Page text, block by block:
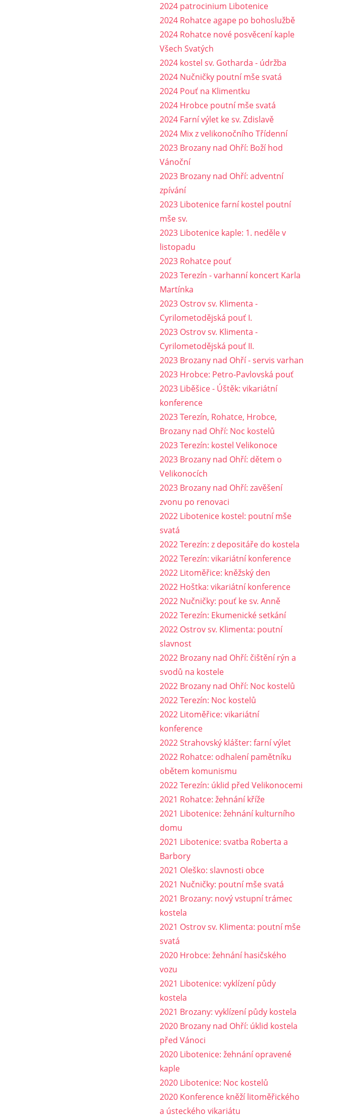
2024 patrocinium Libotenice
2024 Rohatce agape po bohoslužbě
2024 Rohatce nové posvěcení kaple
Všech Svatých
2024 kostel sv. Gotharda - údržba
2024 Nučničky poutní mše svatá
2024 Pouť na Klimentku
2024 Hrobce poutní mše svatá
2024 Farní výlet ke sv. Zdislavě
2024 Mix z velikonočního Třídenní
2023 Brozany nad Ohří: Boží hod
Vánoční
2023 Brozany nad Ohří: adventní
zpívání
2023 Libotenice farní kostel poutní
mše sv.
2023 Libotenice kaple: 1. neděle v
listopadu
2023 Rohatce pouť
2023 Terezín - varhanní koncert Karla
Martínka
2023 Ostrov sv. Klimenta -
Cyrilometodějská pouť I.
2023 Ostrov sv. Klimenta -
Cyrilometodějská pouť II.
2023 Brozany nad Ohří - servis varhan
2023 Hrobce: Petro-Pavlovská pouť
2023 Liběšice - Úštěk: vikariátní
konference
2023 Terezín, Rohatce, Hrobce,
Brozany nad Ohří: Noc kostelů
2023 Terezín: kostel Velikonoce
2023 Brozany nad Ohří: dětem o
Velikonocích
2023 Brozany nad Ohří: zavěšení
zvonu po renovaci
2022 Libotenice kostel: poutní mše
svatá
2022 Terezín: z depositáře do kostela
2022 Terezín: vikariátní konference
2022 Litoměřice: kněžský den
2022 Hoštka: vikariátní konference
2022 Nučničky: pouť ke sv. Anně
2022 Terezín: Ekumenické setkání
2022 Ostrov sv. Klimenta: poutní
slavnost
2022 Brozany nad Ohří: čištění rýn a
svodů na kostele
2022 Brozany nad Ohří: Noc kostelů
2022 Terezín: Noc kostelů
2022 Litoměřice: vikariátní
konference
2022 Strahovský klášter: farní výlet
2022 Rohatce: odhalení pamětníku
obětem komunismu
2022 Terezín: úklid před Velikonocemi
2021 Rohatce: žehnání kříže
2021 Libotenice: žehnání kulturního
domu
2021 Libotenice: svatba Roberta a
Barbory
2021 Oleško: slavnosti obce
2021 Nučničky: poutní mše svatá
2021 Brozany: nový vstupní trámec
kostela
2021 Ostrov sv. Klimenta: poutní mše
svatá
2020 Hrobce: žehnání hasičského
vozu
2021 Libotenice: vyklízení půdy
kostela
2021 Brozany: vyklízení půdy kostela
2020 Brozany nad Ohří: úklid kostela
před Vánoci
2020 Libotenice: žehnání opravené
kaple
2020 Libotenice: Noc kostelů
2020 Konference kněží litoměřického
a ústeckého vikariátu